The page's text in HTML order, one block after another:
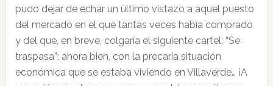
pudo dejar de echar un último vistazo a aquel puesto
del mercado en el que tantas veces había comprado
y del que, en breve, colgaría el siguiente cartel: “Se
traspasa”; ahora bien, con la precaria situación
económica que se estaba viviendo en Villaverde… ¡A